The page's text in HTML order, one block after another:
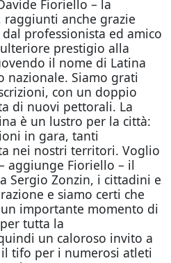
Fioriello – la
raggiunti anche grazie
professionista ed amico
prestigio alla
il nome di Latina
nazionale. Siamo grati
con un doppio
di nuovi pettorali. La
è un lustro per la città:
in gara, tanti
nei nostri territori. Voglio
aggiunge Fioriello – il
Sergio Zonzin, i cittadini e
e siamo certi che
importante momento di
tutta la
un caloroso invito a
tifo per i numerosi atleti